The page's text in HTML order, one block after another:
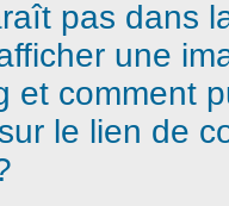
pas dans
une
et comment
le lien de